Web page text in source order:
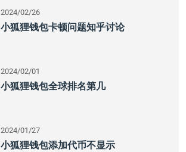
2024/02/26
小狐狸钱包卡顿问题知乎讨论
2024/02/01
小狐狸钱包全球排名第几
2024/01/27
小狐狸钱包添加代币不显示